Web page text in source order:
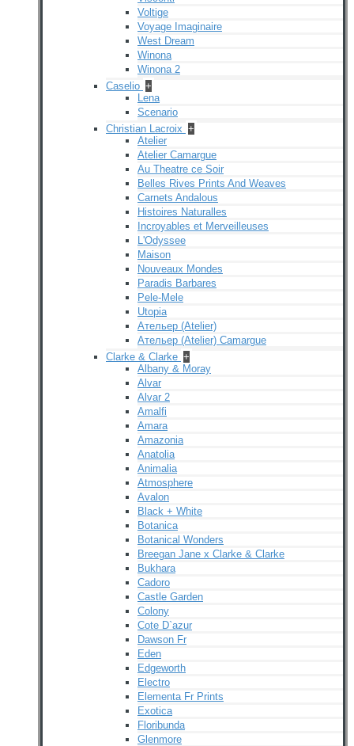
Voltige
Voyage Imaginaire
West Dream
Winona
Winona 2
Caselio +
Lena
Scenario
Christian Lacroix +
Atelier
Atelier Camargue
Au Theatre ce Soir
Belles Rives Prints And Weaves
Carnets Andalous
Histoires Naturalles
Incroyables et Merveilleuses
L'Odyssee
Maison
Nouveaux Mondes
Paradis Barbares
Pele-Mele
Utopia
Ательер (Atelier)
Ательер (Atelier) Camargue
Clarke & Clarke +
Albany & Moray
Alvar
Alvar 2
Amalfi
Amara
Amazonia
Anatolia
Animalia
Atmosphere
Avalon
Black + White
Botanica
Botanical Wonders
Breegan Jane x Clarke & Clarke
Bukhara
Cadoro
Castle Garden
Colony
Cote D`azur
Dawson Fr
Eden
Edgeworth
Electro
Elementa Fr Prints
Exotica
Floribunda
Glenmore